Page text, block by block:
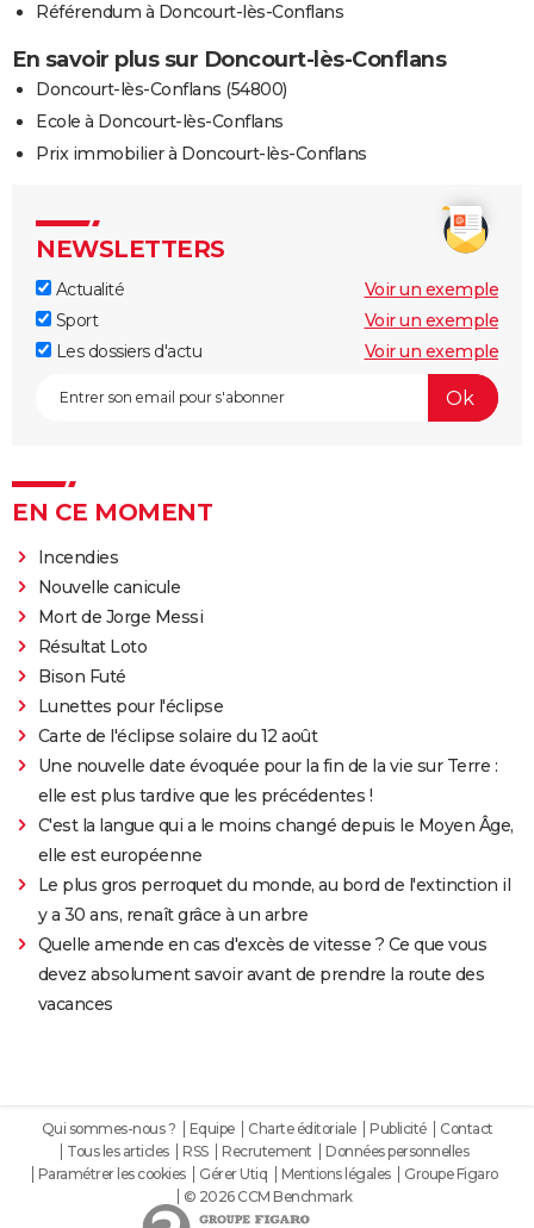
Référendum à Doncourt-lès-Conflans
En savoir plus sur Doncourt-lès-Conflans
Doncourt-lès-Conflans (54800)
Ecole à Doncourt-lès-Conflans
Prix immobilier à Doncourt-lès-Conflans
NEWSLETTERS
Actualité
Voir un exemple
Sport
Voir un exemple
Les dossiers d'actu
Voir un exemple
EN CE MOMENT
Incendies
Nouvelle canicule
Mort de Jorge Messi
Résultat Loto
Bison Futé
Lunettes pour l'éclipse
Carte de l'éclipse solaire du 12 août
Une nouvelle date évoquée pour la fin de la vie sur Terre :
elle est plus tardive que les précédentes !
C'est la langue qui a le moins changé depuis le Moyen Âge,
elle est européenne
Le plus gros perroquet du monde, au bord de l'extinction il
y a 30 ans, renaît grâce à un arbre
Quelle amende en cas d'excès de vitesse ? Ce que vous
devez absolument savoir avant de prendre la route des
vacances
Qui sommes-nous ? Equipe Charte éditoriale Publicité
Contact
Tous les articles
RSS Recrutement
Données personnelles
Paramétrer les cookies
Gérer Utiq Mentions légales
Groupe Figaro
© 2026 CCM Benchmark